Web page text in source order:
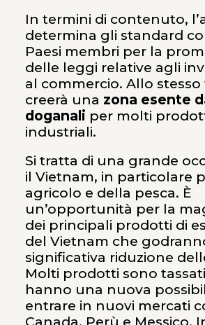
In termini di contenuto,
determina gli standard
Paesi membri per la
delle leggi relative agli
al commercio. Allo
creerà una zona esente
doganali per molti
industriali.
Si tratta di una grande
il Vietnam, in particolare
agricolo e della pesca. È
un’opportunità per la
dei principali prodotti di
del Vietnam che
significativa riduzione
Molti prodotti sono
hanno una nuova
entrare in nuovi mercati